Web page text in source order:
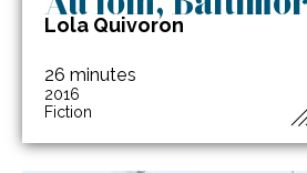
Lola Quivoron
26 minutes
2016
Fiction